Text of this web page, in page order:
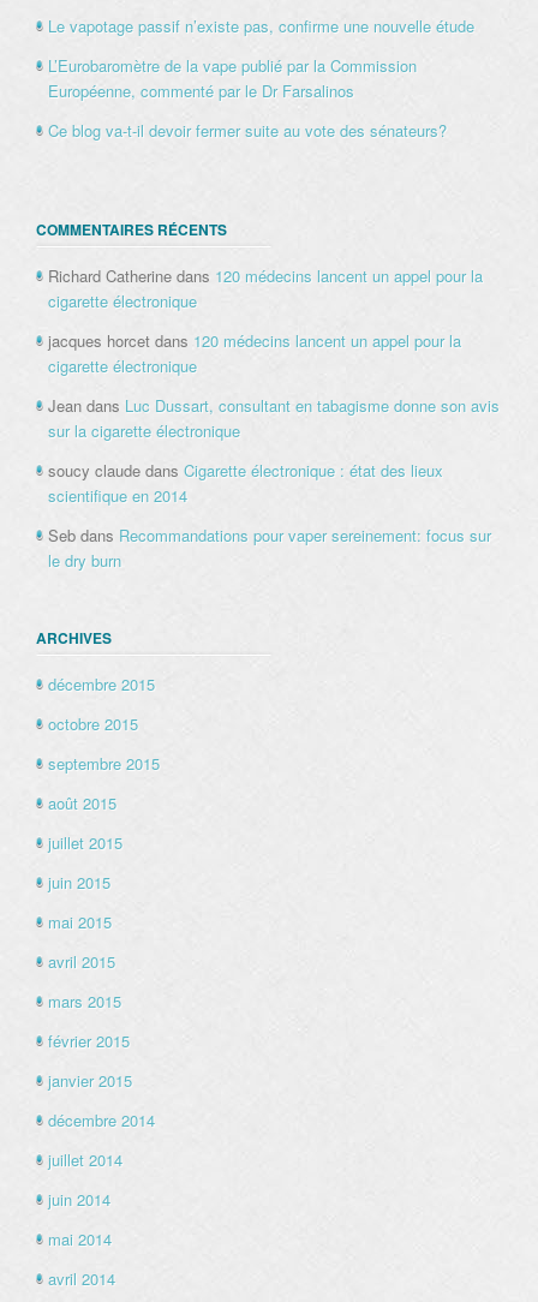
Le vapotage passif n’existe pas, confirme une nouvelle étude
L’Eurobaromètre de la vape publié par la Commission
Européenne, commenté par le Dr Farsalinos
Ce blog va-t-il devoir fermer suite au vote des sénateurs?
COMMENTAIRES RÉCENTS
Richard Catherine dans 120 médecins lancent un appel pour la
cigarette électronique
jacques horcet dans 120 médecins lancent un appel pour la
cigarette électronique
Jean dans Luc Dussart, consultant en tabagisme donne son avis
sur la cigarette électronique
soucy claude dans Cigarette électronique : état des lieux
scientifique en 2014
Seb dans Recommandations pour vaper sereinement: focus sur
le dry burn
ARCHIVES
décembre 2015
octobre 2015
septembre 2015
août 2015
juillet 2015
juin 2015
mai 2015
avril 2015
mars 2015
février 2015
janvier 2015
décembre 2014
juillet 2014
juin 2014
mai 2014
avril 2014